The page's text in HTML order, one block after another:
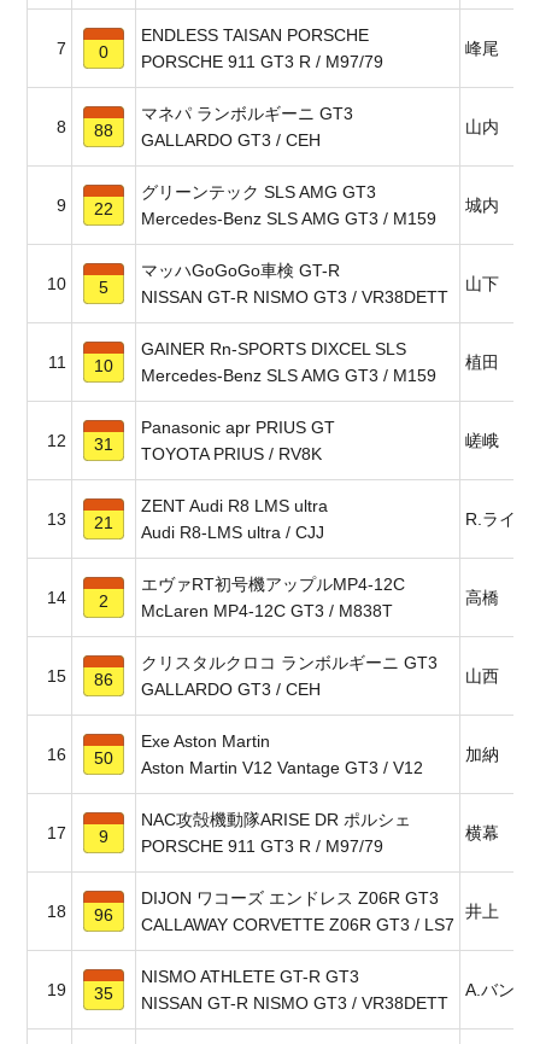
7 0
ENDLESS TAISAN PORSCHE
PORSCHE 911 GT3 R / M97/79
峰尾 恭
8 88
マネパ ランボルギーニ GT3
GALLARDO GT3 / CEH
山内 英
9 22
グリーンテック SLS AMG GT3
Mercedes-Benz SLS AMG GT3 / M159
城内 政
10 5
マッハGoGoGo車検 GT-R
NISSAN GT-R NISMO GT3 / VR38DETT
山下 潤
11 10
GAINER Rn-SPORTS DIXCEL SLS
Mercedes-Benz SLS AMG GT3 / M159
植田 正
12 31
Panasonic apr PRIUS GT
TOYOTA PRIUS / RV8K
嵯峨 宏
13 21
ZENT Audi R8 LMS ultra
Audi R8-LMS ultra / CJJ
R.ライア
14 2
エヴァRT初号機アップルMP4-12C
McLaren MP4-12C GT3 / M838T
高橋 一
15 86
クリスタルクロコ ランボルギーニ GT3
GALLARDO GT3 / CEH
山西 康
16 50
Exe Aston Martin
Aston Martin V12 Vantage GT3 / V12
加納 政
17 9
NAC攻殻機動隊ARISE DR ポルシェ
PORSCHE 911 GT3 R / M97/79
横幕 ゆ
18 96
DIJON ワコーズ エンドレス Z06R GT3
CALLAWAY CORVETTE Z06R GT3 / LS7
井上 恵
19 35
NISMO ATHLETE GT-R GT3
NISSAN GT-R NISMO GT3 / VR38DETT
A.バンカ